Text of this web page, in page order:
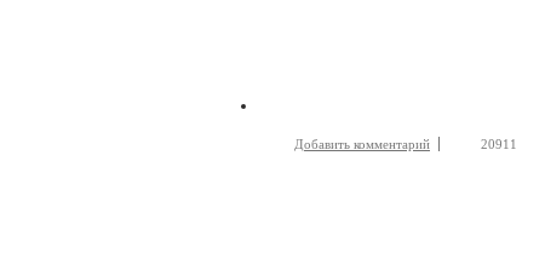
Добавить комментарий 20911